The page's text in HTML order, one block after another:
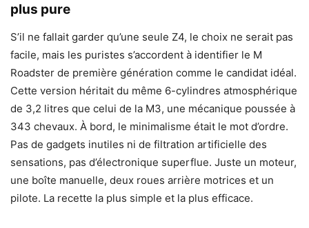
plus pure
S’il ne fallait garder qu’une seule Z4, le choix ne serait pas
facile, mais les puristes s’accordent à identifier le M
Roadster de première génération comme le candidat idéal.
Cette version héritait du même 6-cylindres atmosphérique
de 3,2 litres que celui de la M3, une mécanique poussée à
343 chevaux. À bord, le minimalisme était le mot d’ordre.
Pas de gadgets inutiles ni de filtration artificielle des
sensations, pas d’électronique superflue. Juste un moteur,
une boîte manuelle, deux roues arrière motrices et un
pilote. La recette la plus simple et la plus efficace.